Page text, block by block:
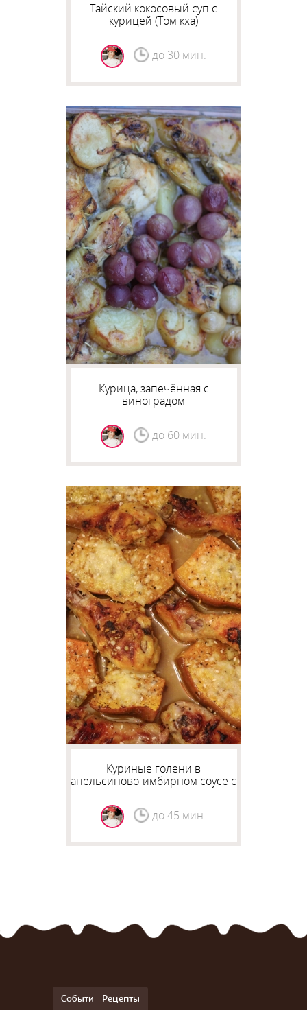
Тайский кокосовый суп с
курицей (Том кха)
до 30 мин.
Курица, запечённая с
виноградом
до 60 мин.
Куриные голени в
апельсиново-имбирном соусе с
до 45 мин.
События Рецепты